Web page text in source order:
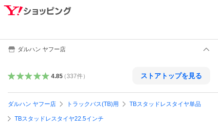
ダルハン ヤフー店
4.85（337件） ストアトップを見る
ダルハン ヤフー店 トラックバス(TB)用 TBスタッドレスタイヤ単品
TBスタッドレスタイヤ22.5インチ